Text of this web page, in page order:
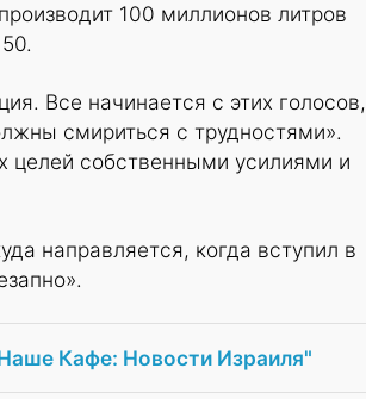
100 миллионов литров
Все начинается с этих голосов,
смириться с трудностями».
целей собственными усилиями и
направляется, когда вступил в
Кафе: Новости Израиля"